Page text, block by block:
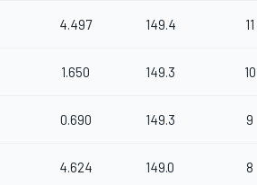
4.497 149.4 11
1.650 149.3 10
0.690 149.3 9
4.624 149.0 8